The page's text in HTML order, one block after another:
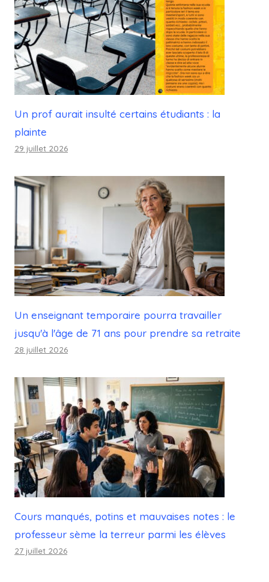
Un prof aurait insulté certains étudiants : la
plainte
29 juillet 2026
Un enseignant temporaire pourra travailler
jusqu'à l'âge de 71 ans pour prendre sa retraite
28 juillet 2026
Cours manqués, potins et mauvaises notes : le
professeur sème la terreur parmi les élèves
27 juillet 2026